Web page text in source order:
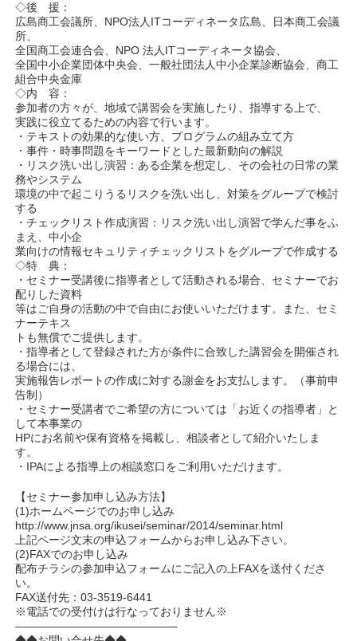
◇後 援：
広島商工会議所、NPO法人ITコーディネータ広島、日本商工会議
所、
全国商工会連合会、NPO 法人ITコーディネータ協会、
全国中小企業団体中央会、一般社団法人中小企業診断協会、商工
組合中央金庫
◇内 容：
参加者の方々が、地域で講習会を実施したり、指導する上で、
実践に役立てるための内容で行います。
・テキストの効果的な使い方、プログラムの組み立て方
・事件・時事問題をキーワードとした最新動向の解説
・リスク洗い出し演習：ある企業を想定し、その会社の日常の業
務やシステム
環境の中で起こりうるリスクを洗い出し、対策をグループで検討
する
・チェックリスト作成演習：リスク洗い出し演習で学んだ事をふ
まえ、中小企
業向けの情報セキュリティチェックリストをグループで作成する
◇特 典：
・セミナー受講後に指導者として活動される場合、セミナーでお
配りした資料
等はご自身の活動の中で自由にお使いいただけます。また、セミ
ナーテキス
トも無償でご提供します。
・指導者として登録された方が条件に合致した講習会を開催され
る場合には、
実施報告レポートの作成に対する謝金をお支払します。（事前申
告制）
・セミナー受講者でご希望の方については「お近くの指導者」と
して本事業の
HPにお名前や保有資格を掲載し、相談者として紹介いたしま
す。
・IPAによる指導上の相談窓口をご利用いただけます。
【セミナー参加申し込み方法】
(1)ホームページでのお申し込み
http://www.jnsa.org/ikusei/seminar/2014/seminar.html
上記ページ文末の申込フォームからお申し込み下さい。
(2)FAXでのお申し込み
配布チラシの参加申込フォームにご記入の上FAXを送付くださ
い。
FAX送付先：03-3519-6441
※電話での受付けは行なっておりません※
——————————————–